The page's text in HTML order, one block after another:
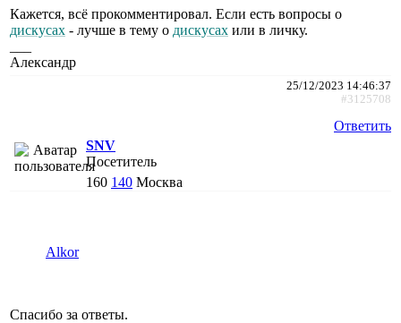
Кажется, всё прокомментировал. Если есть вопросы о
дискусах - лучше в тему о дискусах или в личку.
Александр
25/12/2023 14:46:37
#3125708
Ответить
SNV
Посетитель
160 140 Москва
Alkor
Спасибо за ответы.